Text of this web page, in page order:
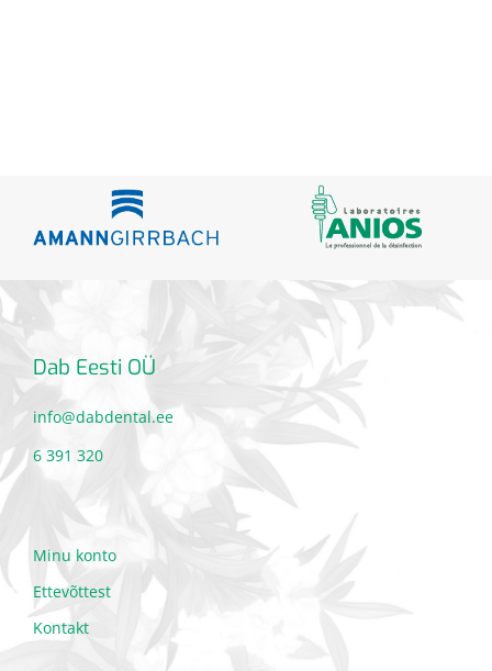
Dab Eesti OÜ
info@dabdental.ee
6 391 320
Minu konto
Ettevõttest
Kontakt